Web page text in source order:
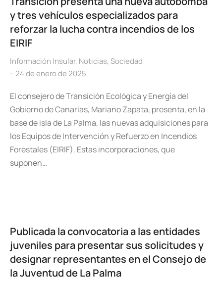
y tres vehículos especializados para
reforzar la lucha contra incendios de los
EIRIF
Información Insular, Noticias, Sociedad
24 de enero de 2025
El consejero de Transición Ecológica y Energía del
Gobierno de Canarias, Mariano Zapata, presenta, en la
base de isla de La Palma, las nuevas adquisiciones para
los Equipos de Intervención y Refuerzo en Incendios
Forestales (EIRIF). Estas incorporaciones, que
suponen…
Publicada la convocatoria a las entidades
juveniles para presentar sus solicitudes y
designar representantes en el Consejo de
la Juventud de La Palma